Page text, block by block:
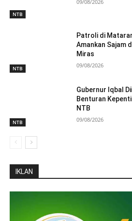
NTB
09/08/2026
NTB
Patroli di
Amankan Sajam
Miras
09/08/2026
NTB
Gubernur Iqbal
Benturan
NTB
09/08/2026
IKLAN